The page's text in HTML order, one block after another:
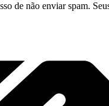
de não enviar spam.